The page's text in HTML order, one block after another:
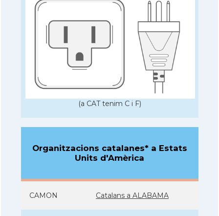
(a CAT tenim C i F)
Organitzacions catalanes* a Estats
Units d'Amèrica
CAMON Catalans a ALABAMA